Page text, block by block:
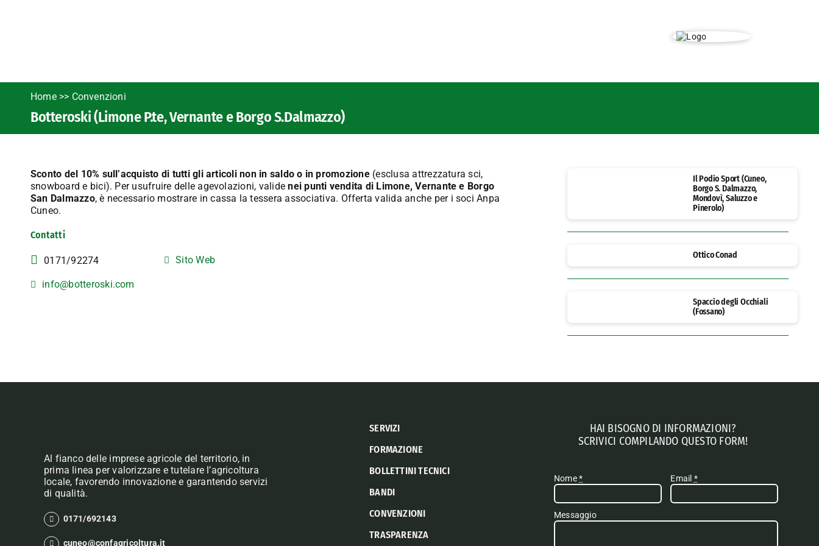
Home>> Convenzioni
Botteroski (Limone P.te, Vernante e Borgo S.Dalmazzo)
Sconto del 10% sull’acquisto di tutti gli articoli non in saldo o in promozione(esclusa attrezzatura sci,
snowboard e bici). Per usufruire delle agevolazioni, validenei punti vendita di Limone, Vernante e Borgo
San Dalmazzo, è necessario mostrare in cassa la tessera associativa. Offerta valida anche per i soci Anpa
Cuneo.
Contatti
0171/92274 Sito Web
info@botteroski.com
Il Podio Sport (Cuneo,
Borgo S. Dalmazzo,
Mondovì, Saluzzo e
Pinerolo)
Ottico Conad
Spaccio degli Occhiali
(Fossano)
Al fianco delle imprese agricole del territorio, in
prima linea per valorizzare e tutelare l’agricoltura
locale, favorendo innovazione e garantendo servizi
di qualità.
0171/692143
cuneo@confagricoltura.it
SERVIZI
FORMAZIONE
BOLLETTINI TECNICI
BANDI
CONVENZIONI
TRASPARENZA
HAI BISOGNO DI INFORMAZIONI?
SCRIVICI COMPILANDO QUESTO FORM!
Nome* Email *
Messaggio